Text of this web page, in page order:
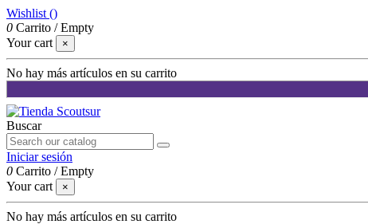
Wishlist ()
0 Carrito /Empty
Your cart
×
No hay más artículos en su carrito
Buscar
Iniciar sesión
0 Carrito /Empty
Your cart
×
No hay más artículos en su carrito